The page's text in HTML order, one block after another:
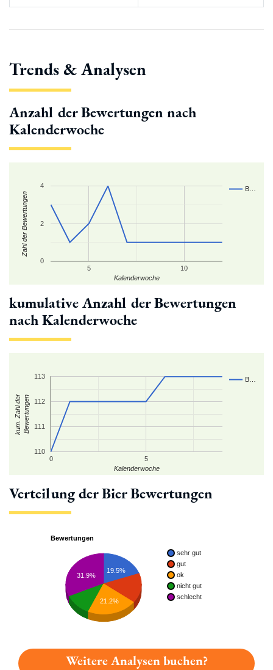
Trends & Analysen
Anzahl der Bewertungen nach
Kalenderwoche
B…
5 10
0
2
4
Kalenderwoche
Zahl der Bewertungen
kumulative Anzahl der Bewertungen
nach Kalenderwoche
B…
0 5
110
111
112
113
Kalenderwoche
kum. Zahl derBewertungen
Verteilung der Bier Bewertungen
Bewertungen
sehr gut
gut
ok
nicht gut
schlecht
19.5%
31.9%
21.2%
Weitere Analysen buchen?